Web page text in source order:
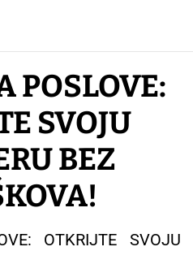
POSLOVE:
SVOJU
BEZ